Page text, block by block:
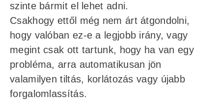
szinte bármit el lehet adni.
Csakhogy ettől még nem árt átgondolni,
hogy valóban ez-e a legjobb irány, vagy
megint csak ott tartunk, hogy ha van egy
probléma, arra automatikusan jön
valamilyen tiltás, korlátozás vagy újabb
forgalomlassítás.